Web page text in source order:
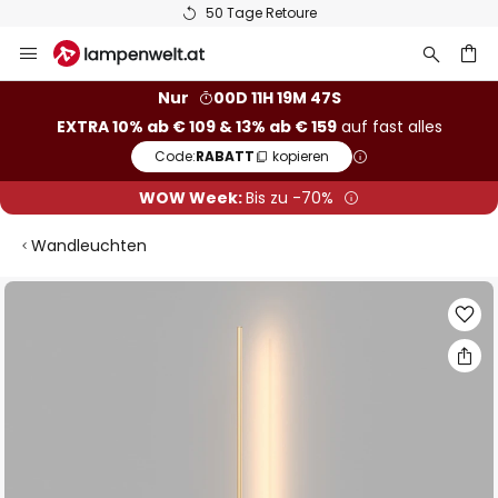
50 Tage Retoure
Inhalt
Nur
00D 11H 19M 46S
EXTRA 10% ab € 109 & 13% ab € 159auf fast alles
Code:RABATT kopieren
WOW Week:Bis zu -70%
Wandleuchten
Zum